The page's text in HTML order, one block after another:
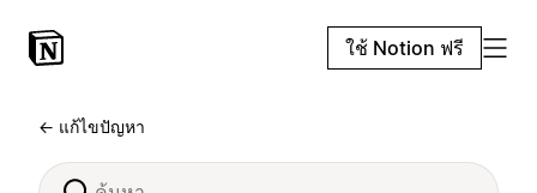
ใช้ Notion ฟรี
← แก้ไขปัญหา